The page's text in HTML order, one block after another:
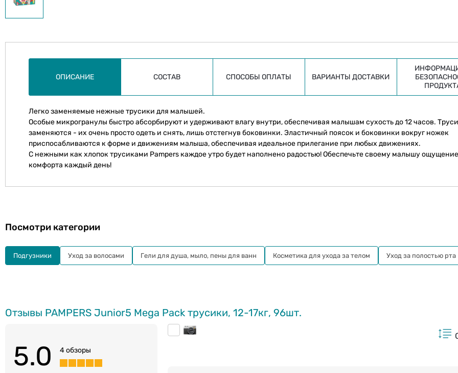
ОПИСАНИЕ СОСТАВ СПОСОБЫ ОПЛАТЫ ВАРИАНТЫ ДОСТАВКИ
Легко заменяемые нежные трусики для малышей.
Особые микрогранулы быстро абсорбируют и удерживают влагу внутри, обеспечивая малышам сухость до 12 часов.
заменяются - их очень просто одеть и снять, лишь отстегнув боковинки. Эластичный поясок и боковинки вокруг ножек
приспосабливаются к форме и движениям малыша, обеспечивая идеальное прилегание при любых движениях.
С нежными как хлопок трусиками Pampers каждое утро будет наполнено радостью! Обеспечьте своему малышу ощущение
комфорта каждый день!
Отзывы PAMPERS Junior5 Mega Pack трусики, 12-17кг, 96шт.
5.0 4 обзоры
Посмотри категории
Подгузники Уход за волосами Гели для душа, мыло, пены для ванн Косметика для ухода за телом Уход за полостью рта